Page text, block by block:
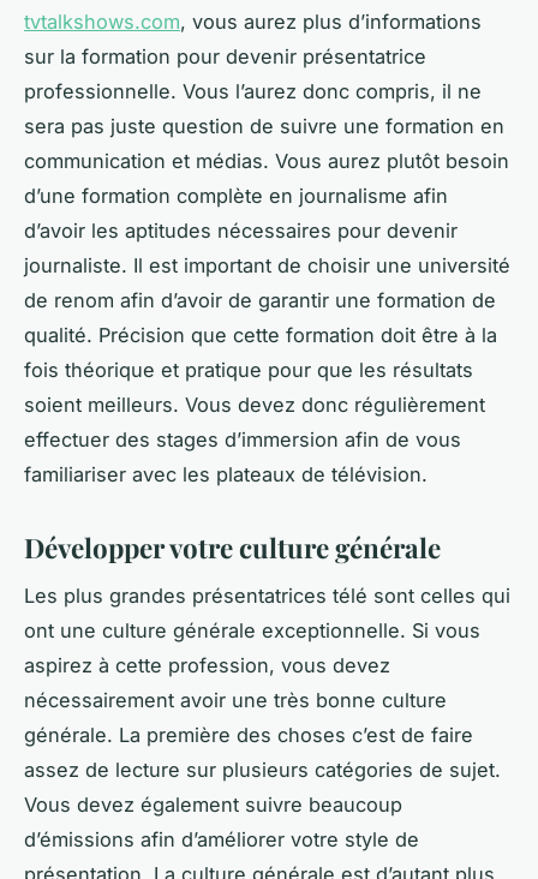
tvtalkshows.com, vous aurez plus d’informations
sur la formation pour devenir présentatrice
professionnelle. Vous l’aurez donc compris, il ne
sera pas juste question de suivre une formation en
communication et médias. Vous aurez plutôt besoin
d’une formation complète en journalisme afin
d’avoir les aptitudes nécessaires pour devenir
journaliste. Il est important de choisir une université
de renom afin d’avoir de garantir une formation de
qualité. Précision que cette formation doit être à la
fois théorique et pratique pour que les résultats
soient meilleurs. Vous devez donc régulièrement
effectuer des stages d’immersion afin de vous
familiariser avec les plateaux de télévision.
Développer votre culture générale
Les plus grandes présentatrices télé sont celles qui
ont une culture générale exceptionnelle. Si vous
aspirez à cette profession, vous devez
nécessairement avoir une très bonne culture
générale. La première des choses c’est de faire
assez de lecture sur plusieurs catégories de sujet.
Vous devez également suivre beaucoup
d’émissions afin d’améliorer votre style de